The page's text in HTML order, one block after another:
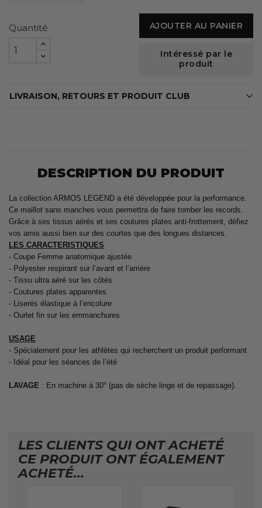
Quantité AJOUTER AU PANIER
Intéressé par le
produit
LIVRAISON, RETOURS ET PRODUIT CLUB
DESCRIPTION DU PRODUIT
La collection ARMOS LEGEND a été développée pour la performance.
Ce maillot sans manches vous permettra de faire tomber les records.
Grâce à ses tissus aérés et ses coutures plates anti-frottement, défiez
vos amis aussi bien sur des courtes que des longues distances.
LES CARACTERISTIQUES
- Coupe Femme anatomique ajustée
- Polyester respirant sur l’avant et l’arrière
- Tissu ultra aéré sur les côtés
- Coutures plates apparentes
- Liserés élastique à l’encolure
- Ourlet fin sur les emmanchures
USAGE
- Spécialement pour les athlètes qui recherchent un produit performant
- Idéal pour les séances de l’été
LAVAGE : En machine à 30° (pas de sèche linge et de repassage).
LES CLIENTS QUI ONT ACHETÉ
CE PRODUIT ONT ÉGALEMENT
ACHETÉ...